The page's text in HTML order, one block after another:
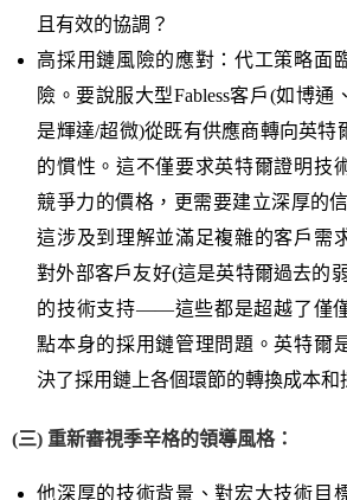
且有效的協調？
高採用鏈風險的應對：代工策略面
險。要說服大型Fabless客戶(如博通
是輝達/超微)從既有供應商轉向英特
的慣性。這不僅要求英特爾證明技
競爭力的價格，更需要建立深厚的
這涉及到理解並滿足複雜的客戶需
對外部客戶友好(這是英特爾過去的
的技術支持——這些都是超越了僅
點本身的採用鏈管理問題。英特爾
決了採用鏈上各個環節的轉換成本和
(三) 重新審視季辛格的領導風格：
他深厚的技術背景、對宏大技術目